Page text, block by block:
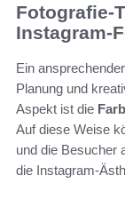
Fotografie-
Instagram-
Ein
Planung und
Aspekt ist die
Auf diese Weise
und die Besucher
die Instagram-